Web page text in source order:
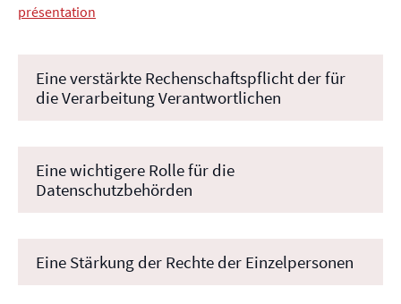
présentation
Eine verstärkte Rechenschaftspflicht der für
die Verarbeitung Verantwortlichen
Eine wichtigere Rolle für die
Datenschutzbehörden
Eine Stärkung der Rechte der Einzelpersonen